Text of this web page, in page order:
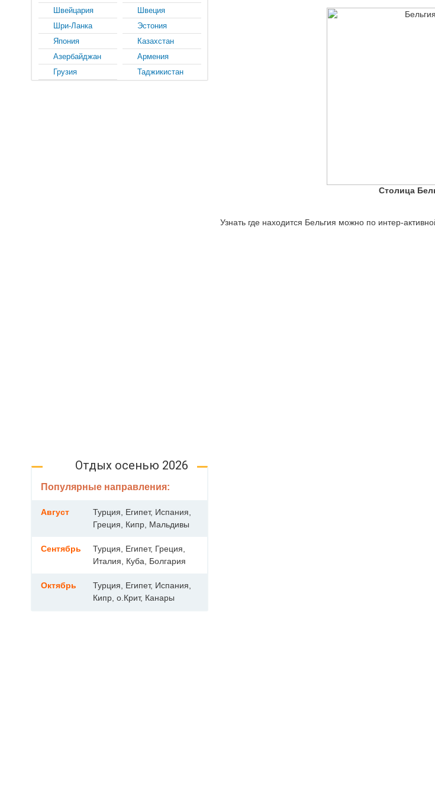
Столица
Узнать где находится Бельгия можно по интер-
Швейцария
Швеция
Шри-Ланка
Эстония
Япония
Казахстан
Азербайджан
Армения
Грузия
Таджикистан
Отдых осенью 2026
Популярные направления:
Август
Турция, Египет, Испания,
Греция, Кипр, Мальдивы
Сентябрь
Турция, Египет, Греция,
Италия, Куба, Болгария
Октябрь
Турция, Египет, Испания,
Кипр, о.Крит, Канары